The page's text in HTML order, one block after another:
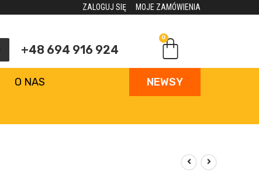
ZALOGUJ SIĘ MOJE ZAMÓWIENIA
+48 694 916 924
0
O NAS NEWSY